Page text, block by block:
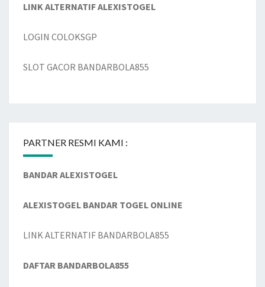
LINK ALTERNATIF ALEXISTOGEL
LOGIN COLOKSGP
SLOT GACOR BANDARBOLA855
PARTNER RESMI KAMI :
BANDAR ALEXISTOGEL
ALEXISTOGEL BANDAR TOGEL ONLINE
LINK ALTERNATIF BANDARBOLA855
DAFTAR BANDARBOLA855